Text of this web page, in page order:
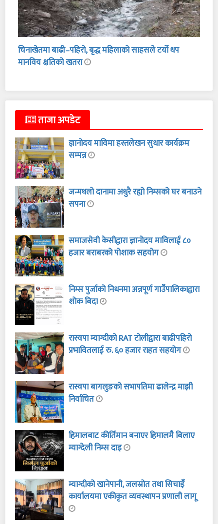
चिनाखेतमा बाढी–पहिरो, बृद्ध महिलाको साहसले टर्यो थप
मानविय क्षतिको खतरा
ताजा अपडेट
ज्ञानोदय माविमा हस्तलेखन सुधार कार्यक्रम
सम्पन्न
जन्मथलो दानामा अधुरै रह्यो निम्सको घर बनाउने
सपना
समाजसेवी केसीद्वारा ज्ञानोदय माविलाई ८०
हजार बराबरको पोशाक सहयोग
निम्स पुर्जाको निधनमा अन्नपूर्ण गाउँपालिकाद्वारा
शोक बिदा
रास्वपा म्याग्दीको RAT टोलीद्वारा बाढीपहिरो
प्रभावितलाई रु. ६० हजार राहत सहयोग
रास्वपा बागलुङको सभापतिमा ढालेन्द्र माझी
निर्वाचित
हिमालबाट कीर्तिमान बनाएर हिमालमै बिलाए
म्याग्देली निम्स दाइ
म्याग्दीको खानेपानी, जलस्रोत तथा सिचाइँ
कार्यालयमा एकीकृत व्यवस्थापन प्रणाली लागू